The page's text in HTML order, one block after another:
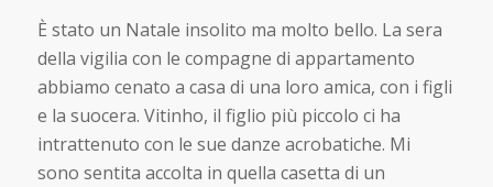
È stato un Natale insolito ma molto bello. La sera
della vigilia con le compagne di appartamento
abbiamo cenato a casa di una loro amica, con i figli
e la suocera. Vitinho, il figlio più piccolo ci ha
intrattenuto con le sue danze acrobatiche. Mi
sono sentita accolta in quella casetta di un